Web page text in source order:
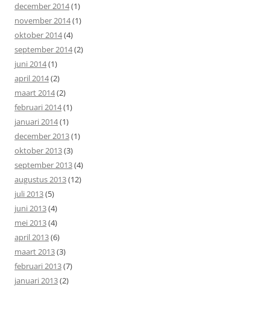
december 2014(1)
november 2014(1)
oktober 2014(4)
september 2014(2)
juni 2014(1)
april 2014(2)
maart 2014(2)
februari 2014(1)
januari 2014(1)
december 2013(1)
oktober 2013(3)
september 2013(4)
augustus 2013(12)
juli 2013(5)
juni 2013(4)
mei 2013(4)
april 2013(6)
maart 2013(3)
februari 2013(7)
januari 2013(2)